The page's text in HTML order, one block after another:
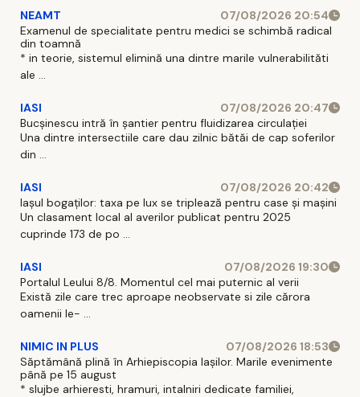
NEAMT
07/08/2026 20:54
Examenul de specialitate pentru medici se schimbă radical
din toamnă
* in teorie, sistemul elimină una dintre marile vulnerabilităti
ale ...
IASI
07/08/2026 20:47
Bucșinescu intră în șantier pentru fluidizarea circulației
Una dintre intersectiile care dau zilnic bătăi de cap soferilor
din ...
IASI
07/08/2026 20:42
Iașul bogaților: taxa pe lux se triplează pentru case și mașini
Un clasament local al averilor publicat pentru 2025
cuprinde 173 de po ...
IASI
07/08/2026 19:30
Portalul Leului 8/8. Momentul cel mai puternic al verii
Există zile care trec aproape neobservate si zile cărora
oamenii le- ...
NIMIC IN PLUS
07/08/2026 18:53
Săptămână plină în Arhiepiscopia Iașilor. Marile evenimente
până pe 15 august
* slujbe arhieresti, hramuri, intalniri dedicate familiei,